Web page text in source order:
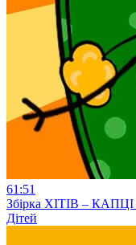
61:51
Збірка ХІТІВ –
Дітей